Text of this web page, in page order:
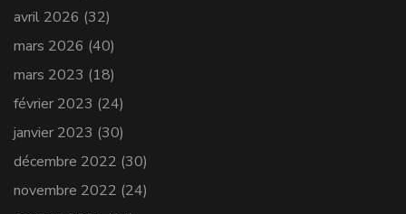
avril 2026 (32)
mars 2026 (40)
mars 2023 (18)
février 2023 (24)
janvier 2023 (30)
décembre 2022 (30)
novembre 2022 (24)